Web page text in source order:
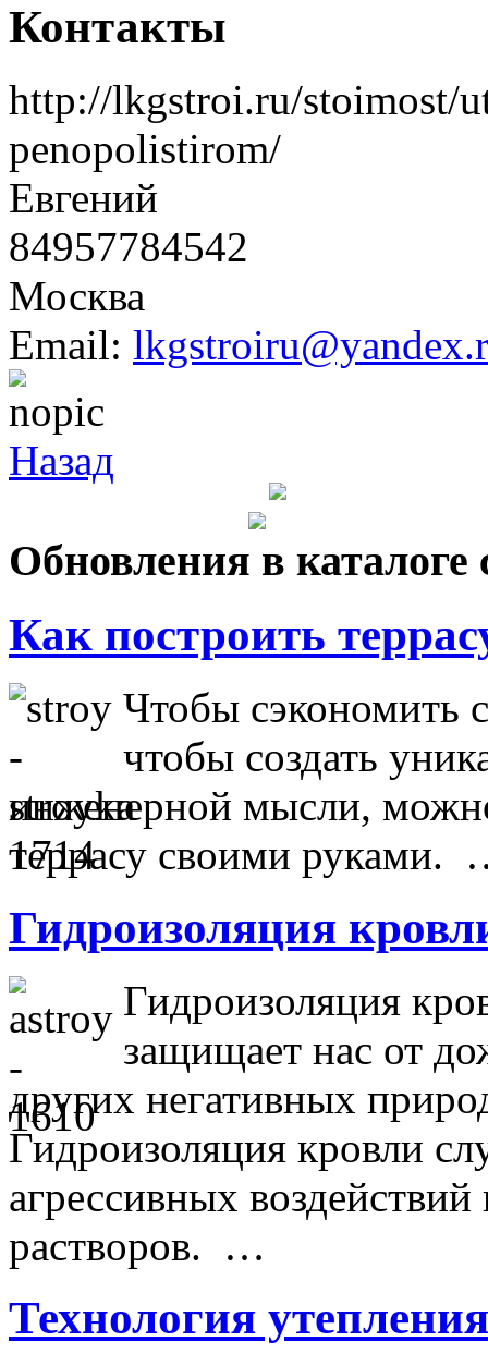
Контакты
http://lkgstroi.ru/stoimost/
penopolistirom/
Евгений
84957784542
Москва
Email:
Назад
Обновления в каталоге
Как построить
Чтобы сэкономить
чтобы создать
инженерной мысли,
террасу своими руками.
Гидроизоляция
Гидроизоляция
защищает нас от
других негативных
Гидроизоляция кровли
агрессивных
растворов. …
Технология